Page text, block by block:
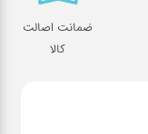
ضمانت اصالت
کالا